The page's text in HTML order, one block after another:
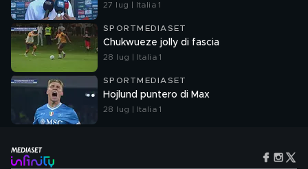
27 lug | Italia 1
SPORTMEDIASET
Chukwueze jolly di fascia
28 lug | Italia 1
SPORTMEDIASET
Hojlund puntero di Max
28 lug | Italia 1